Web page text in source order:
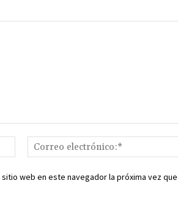
Nombre:*
web en este navegador la próxima vez